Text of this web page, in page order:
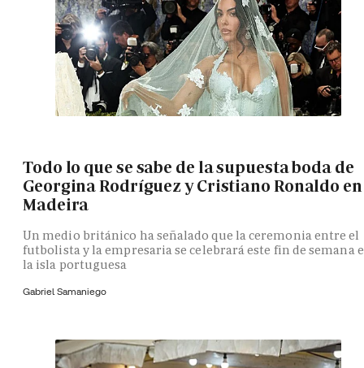
Todo lo que se sabe de la supuesta boda de
Georgina Rodríguez y Cristiano Ronaldo en
Madeira
Un medio británico ha señalado que la ceremonia entre el
futbolista y la empresaria se celebrará este fin de semana
la isla portuguesa
Gabriel Samaniego